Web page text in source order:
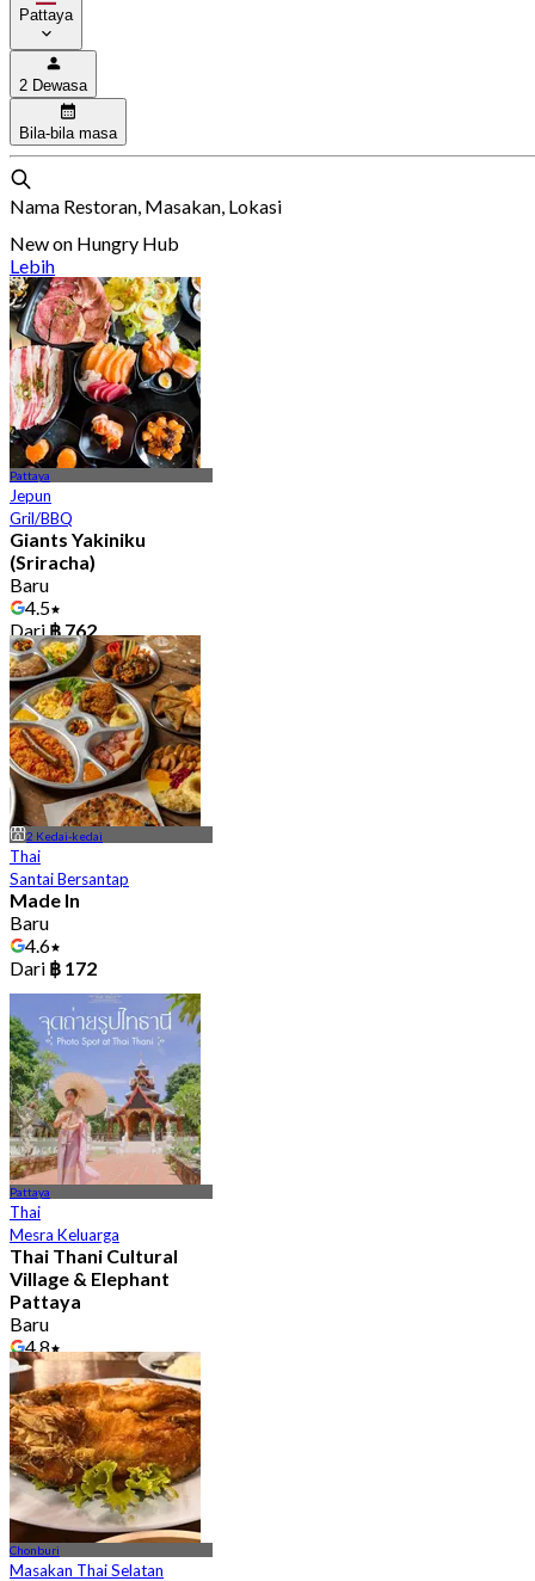
Pattaya
2 Dewasa
Bila-bila masa
Nama Restoran, Masakan, Lokasi
New on Hungry Hub
Lebih
Pattaya
Jepun
Gril/BBQ
Giants Yakiniku
(Sriracha)
Baru
4.5
Dari ฿ 762
2 Kedai-kedai
Thai
Santai Bersantap
Made In
Baru
4.6
Dari ฿ 172
Pattaya
Thai
Mesra Keluarga
Thai Thani Cultural
Village & Elephant
Pattaya
Baru
4.8
Dari฿ 499
Chonburi
Masakan Thai Selatan